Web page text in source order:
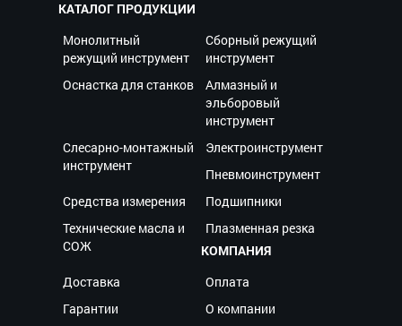
КАТАЛОГ ПРОДУКЦИИ
Монолитный
режущий инструмент
Сборный режущий
инструмент
Оснастка для станков
Алмазный и
эльборовый
инструмент
Слесарно-монтажный
инструмент
Электроинструмент
Пневмоинструмент
Средства измерения
Подшипники
Технические масла и
СОЖ
Плазменная резка
КОМПАНИЯ
Доставка
Оплата
Гарантии
О компании